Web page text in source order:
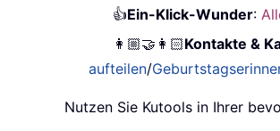
👍Ein-Klick-Wunder:
👩🏼‍🤝‍👩🏻Kontakte &
aufteilen/
Nutzen Sie Kutools in Ihrer